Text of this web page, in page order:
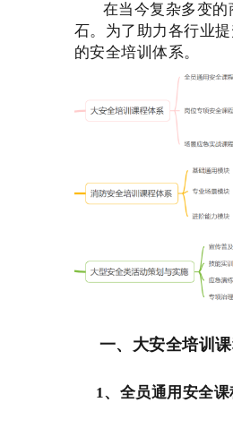
在当今复杂多变
石。为了助力各行业
的安全培训体系。
一、大安全培训
1、全员通用安全课